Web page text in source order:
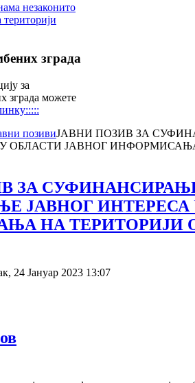
незаконито
територији
зграда
за
зграда можете
позивиЈАВНИ ПОЗИВ ЗА
ОБЛАСТИ ЈАВНОГ
ЗА
ЈАВНОГ
НА ТЕРИТОРИЈИ
24 Јануар 2023 13:07